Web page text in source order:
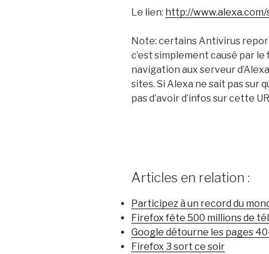
Le lien: http://
Note: certains Antivirus
c’est simplement causé par le
navigation aux serveur
sites. Si Alexa ne sait pas sur
pas d’avoir d’infos sur cette
Articles en relation :
Participez à un record du
Firefox fête 500 millions de
Google détourne les pages
Firefox 3 sort ce soir